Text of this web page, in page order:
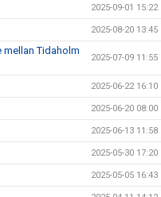
2025-09-01 15:22
2025-08-20 13:45
Tidaholm
2025-07-09 11:55
2025-06-22 16:10
2025-06-20 08:00
2025-06-13 11:58
2025-05-30 17:20
2025-05-05 16:43